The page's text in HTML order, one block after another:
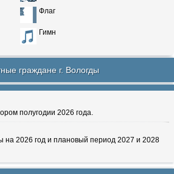
Флаг
Гимн
граждане г. Вологды
полугодии 2026 года.
на 2026 год и плановый период 2027 и 2028